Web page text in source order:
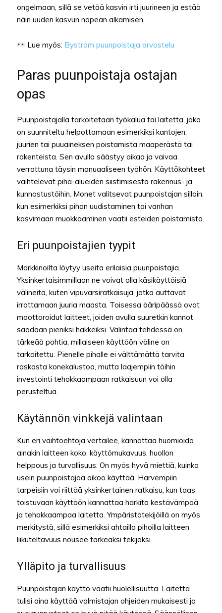
ongelmaan, sillä se vetää kasvin irti juurineen ja estää
näin uuden kasvun nopean alkamisen.
Lue myös: Byström puunpoistaja arvostelu
Paras puunpoistaja ostajan
opas
Puunpoistajalla tarkoitetaan työkalua tai laitetta, joka
on suunniteltu helpottamaan esimerkiksi kantojen,
juurien tai puuaineksen poistamista maaperästä tai
rakenteista. Sen avulla säästyy aikaa ja vaivaa
verrattuna täysin manuaaliseen työhön. Käyttökohteet
vaihtelevat piha-alueiden siistimisestä rakennus- ja
kunnostustöihin. Monet valitsevat puunpoistajan silloin,
kun esimerkiksi pihan uudistaminen tai vanhan
kasvimaan muokkaaminen vaatii esteiden poistamista.
Eri puunpoistajien tyypit
Markkinoilta löytyy useita erilaisia puunpoistajia.
Yksinkertaisimmillaan ne voivat olla käsikäyttöisiä
välineitä, kuten vipuvarsiratkaisuja, jotka auttavat
irrottamaan juuria maasta. Toisessa ääripäässä ovat
moottoroidut laitteet, joiden avulla suuretkin kannot
saadaan pieniksi hakkeiksi. Valintaa tehdessä on
tärkeää pohtia, millaiseen käyttöön väline on
tarkoitettu. Pienelle pihalle ei välttämättä tarvita
raskasta konekalustoa, mutta laajempiin töihin
investointi tehokkaampaan ratkaisuun voi olla
perusteltua.
Käytännön vinkkejä valintaan
Kun eri vaihtoehtoja vertailee, kannattaa huomioida
ainakin laitteen koko, käyttömukavuus, huollon
helppous ja turvallisuus. On myös hyvä miettiä, kuinka
usein puunpoistajaa aikoo käyttää. Harvempiin
tarpeisiin voi riittää yksinkertainen ratkaisu, kun taas
toistuvaan käyttöön kannattaa harkita kestävämpää
ja tehokkaampaa laitetta. Ympäristötekijöillä on myös
merkitystä, sillä esimerkiksi ahtailla pihoilla laitteen
liikuteltavuus nousee tärkeäksi tekijäksi.
Ylläpito ja turvallisuus
Puunpoistajan käyttö vaatii huolellisuutta. Laitetta
tulisi aina käyttää valmistajan ohjeiden mukaisesti ja